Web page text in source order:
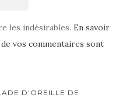
les indésirables. En savoir
vos commentaires sont
D’OREILLE DE